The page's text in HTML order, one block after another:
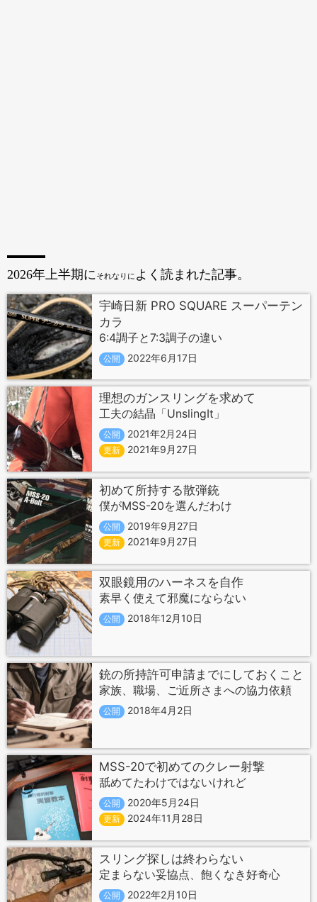
2026年上半期に それなりに よく読まれた記事。
宇崎日新 PRO SQUARE スーパーテン
カラ
6:4調子と7:3調子の違い
公開 2022年6月17日
理想のガンスリングを求めて
工夫の結晶「UnslingIt」
公開 2021年2月24日
更新 2021年9月27日
初めて所持する散弾銃
僕がMSS-20を選んだわけ
公開 2019年9月27日
更新 2021年9月27日
双眼鏡用のハーネスを自作
素早く使えて邪魔にならない
公開 2018年12月10日
銃の所持許可申請までにしておくこと
家族、職場、ご近所さまへの協力依頼
公開 2018年4月2日
MSS-20で初めてのクレー射撃
舐めてたわけではないけれど
公開 2020年5月24日
更新 2024年11月28日
スリング探しは終わらない
定まらない妥協点、飽くなき好奇心
公開 2022年2月10日